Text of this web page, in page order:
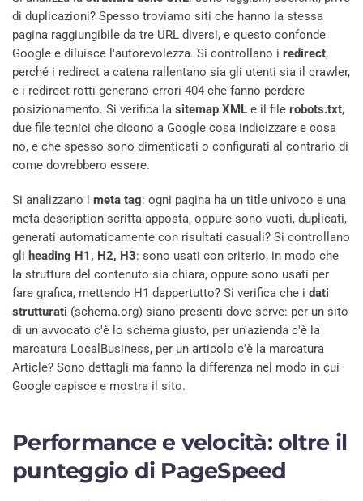
di duplicazioni? Spesso troviamo siti che hanno la stessa
pagina raggiungibile da tre URL diversi, e questo confonde
Google e diluisce l'autorevolezza. Si controllano i redirect,
perché i redirect a catena rallentano sia gli utenti sia il crawler,
e i redirect rotti generano errori 404 che fanno perdere
posizionamento. Si verifica la sitemap XML e il file robots.txt,
due file tecnici che dicono a Google cosa indicizzare e cosa
no, e che spesso sono dimenticati o configurati al contrario di
come dovrebbero essere.
Si analizzano i meta tag: ogni pagina ha un title univoco e una
meta description scritta apposta, oppure sono vuoti, duplicati,
generati automaticamente con risultati casuali? Si controllano
gli heading H1, H2, H3: sono usati con criterio, in modo che
la struttura del contenuto sia chiara, oppure sono usati per
fare grafica, mettendo H1 dappertutto? Si verifica che i dati
strutturati (schema.org) siano presenti dove serve: per un sito
di un avvocato c'è lo schema giusto, per un'azienda c'è la
marcatura LocalBusiness, per un articolo c'è la marcatura
Article? Sono dettagli ma fanno la differenza nel modo in cui
Google capisce e mostra il sito.
Performance e velocità: oltre il
punteggio di PageSpeed